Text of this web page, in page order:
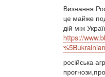
Визнання
це майже
дій між
https://
російська